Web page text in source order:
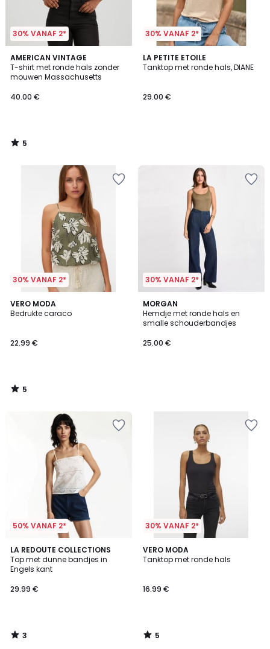
30% VANAF 2*
AMERICAN VINTAGE
T-shirt met ronde hals zonder
mouwen Massachusetts
40.00 €
5
/
5
5
/
30% VANAF 2*
LA PETITE ETOILE
Tanktop met ronde hals, DIANE
29.00 €
30% VANAF 2*
VERO MODA
Bedrukte caraco
22.99 €
5
/
5
/
30% VANAF 2*
MORGAN
Hemdje met ronde hals en
smalle schouderbandjes
25.00 €
50% VANAF 2*
LA REDOUTE COLLECTIONS
Top met dunne bandjes in
Engels kant
29.99 €
3
/
5
3
/
30% VANAF 2*
VERO MODA
Tanktop met ronde hals
16.99 €
5
/
5
/